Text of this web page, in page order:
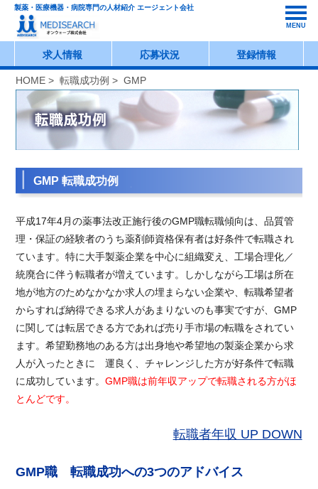
製薬・医療機器・病院専門の人材紹介 エージェント会社
MENU
求人情報 応募状況 登録情報
HOME >転職成功例 > GMP
GMP 転職成功例
平成17年4月の薬事法改正施行後のGMP職転職傾向は、品質管
理・保証の経験者のうち薬剤師資格保有者は好条件で転職され
ています。特に大手製薬企業を中心に組織変え、工場合理化／
統廃合に伴う転職者が増えています。しかしながら工場は所在
地が地方のためなかなか求人の埋まらない企業や、転職希望者
からすれば納得できる求人があまりないのも事実ですが、GMP
に関しては転居できる方であれば売り手市場の転職をされてい
ます。希望勤務地のある方は出身地や希望地の製薬企業から求
人が入ったときに 運良く、チャレンジした方が好条件で転職
に成功しています。GMP職は前年収アップで転職される方がほ
とんどです。
転職者年収 UP DOWN
GMP職 転職成功への3つのアドバイス